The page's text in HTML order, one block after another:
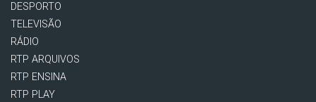
DESPORTO
TELEVISÃO
RÁDIO
RTP ARQUIVOS
RTP ENSINA
RTP PLAY